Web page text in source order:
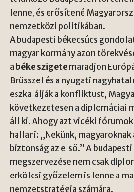
lenne, és erősítené
nemzetközi politikában.
A budapesti békecsúcs
magyar kormány azon
a béke szigetemaradjon
Brüsszel és a nyugati
eszkalálják a konfliktust,
következetesen a diplomáciai
áll ki. Ahogy azt vidéki
hallani: „Nekünk, magyaroknak
biztonság az első.” A budapesti
megszervezése nem csak
erkölcsi győzelem is lenne a
nemzetstratégia számára.